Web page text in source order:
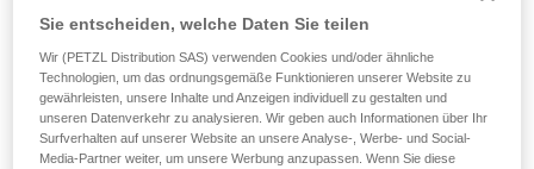
Die Position des ASAP oder des ASAP LOCK in Bezug auf
die anwendende Person beeinflusst die Sturzhöhe und somit
die Aufreißlänge des Falldämpfers: Beide Elemente
vergrößern den Sturzraum.
Sie entscheiden, welche Daten Sie teilen
Wir (PETZL Distribution SAS) verwenden Cookies und/oder ähnliche
Technologien, um das ordnungsgemäße Funktionieren unserer Website zu
gewährleisten, unsere Inhalte und Anzeigen individuell zu gestalten und
unseren Datenverkehr zu analysieren. Wir geben auch Informationen über Ihr
Surfverhalten auf unserer Website an unsere Analyse-, Werbe- und Social-
Media-Partner weiter, um unsere Werbung anzupassen. Wenn Sie diese